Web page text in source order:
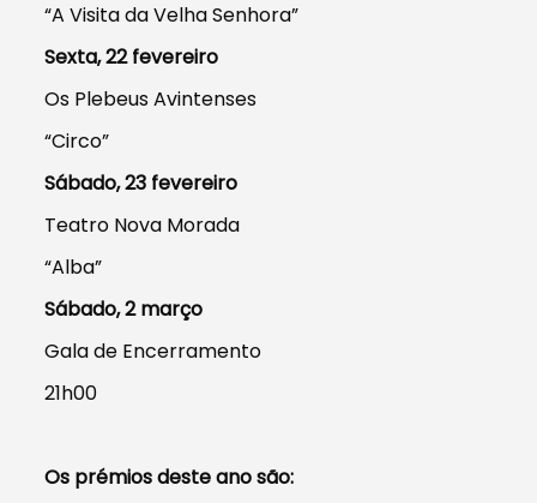
“A Visita da Velha Senhora”
Sexta, 22 fevereiro
Os Plebeus Avintenses
“Circo”
Sábado, 23 fevereiro
Teatro Nova Morada
“Alba”
Sábado, 2 março
Gala de Encerramento
21h00
Os prémios deste ano são: